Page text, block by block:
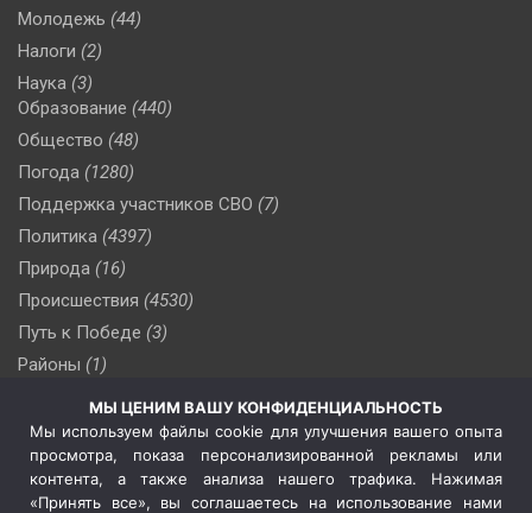
Молодежь (44)
Налоги (2)
Наука (3)
Образование (440)
Общество (48)
Погода (1280)
Поддержка участников СВО (7)
Политика (4397)
Природа (16)
Происшествия (4530)
Путь к Победе (3)
Районы (1)
(510)
Сельское хозяйство (3)
Социальная политика
(3)
Спецоперация в Украине
МЫ ЦЕНИМ ВАШУ КОНФИДЕНЦИАЛЬНОСТЬ
Мы используем файлы cookie для улучшения вашего опыта
просмотра, показа персонализированной рекламы или
контента, а также анализа нашего трафика. Нажимая
«Принять все», вы соглашаетесь на использование нами